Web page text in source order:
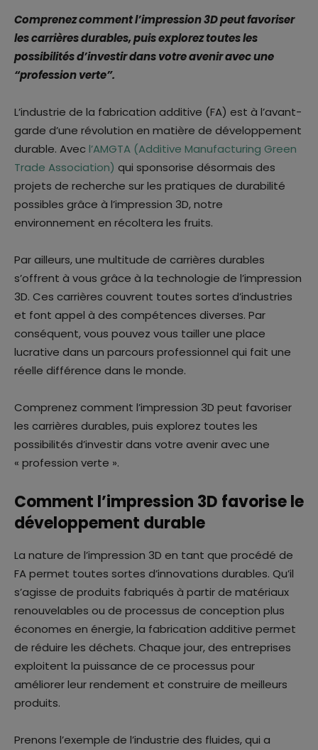
Comprenez comment l’impression 3D peut favoriser
les carrières durables, puis explorez toutes les
possibilités d’investir dans votre avenir avec une
“profession verte”.
L’industrie de la fabrication additive (FA) est à l’avant-
garde d’une révolution en matière de développement
durable. Avecl’AMGTA (Additive Manufacturing Green
Trade Association) qui sponsorise désormais des
projets de recherche sur les pratiques de durabilité
possibles grâce à l’impression 3D, notre
environnement en récoltera les fruits.
Par ailleurs, une multitude de carrières durables
s’offrent à vous grâce à la technologie de l’impression
3D. Ces carrières couvrent toutes sortes d’industries
et font appel à des compétences diverses. Par
conséquent, vous pouvez vous tailler une place
lucrative dans un parcours professionnel qui fait une
réelle différence dans le monde.
Comprenez comment l’impression 3D peut favoriser
les carrières durables, puis explorez toutes les
possibilités d’investir dans votre avenir avec une
« profession verte ».
Comment l’impression 3D favorise le
développement durable
La nature de l’impression 3D en tant que procédé de
FA permet toutes sortes d’innovations durables. Qu’il
s’agisse de produits fabriqués à partir de matériaux
renouvelables ou de processus de conception plus
économes en énergie, la fabrication additive permet
de réduire les déchets. Chaque jour, des entreprises
exploitent la puissance de ce processus pour
améliorer leur rendement et construire de meilleurs
produits.
Prenons l’exemple de l’industrie des fluides, qui a